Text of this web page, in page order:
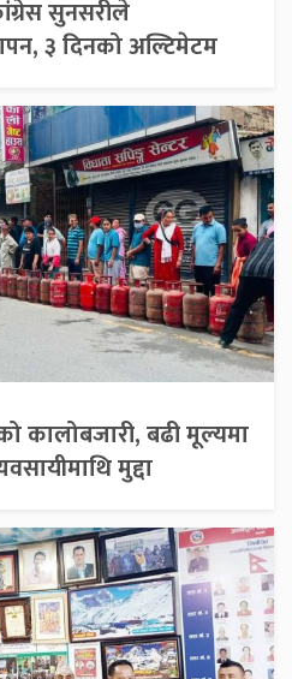
सुनसरीले
३ दिनको अल्टिमेटम
कालोबजारी, बढी मूल्यमा
मुद्दा